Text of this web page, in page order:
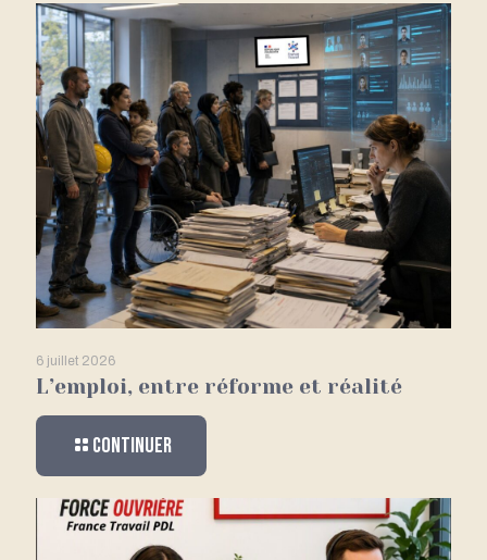
6 juillet 2026
L’emploi, entre réforme et réalité
Continuer